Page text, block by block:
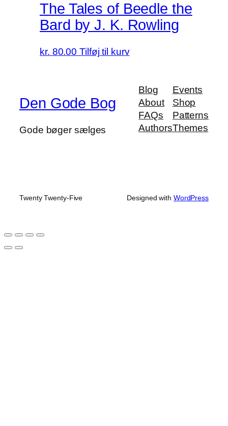
The Tales of Beedle the
Bard by J. K. Rowling
kr. 80.00 Tilføj til kurv
Den Gode Bog
Gode bøger sælges
Blog
About
FAQs
Authors
Events
Shop
Patterns
Themes
Twenty Twenty-Five Designed with WordPress